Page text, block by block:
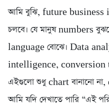
আমি বুঝি, future business
চলবে। যে মানুষ numbers
language বোঝে। Data
intelligence,
এইগুলো শুধু chart বানানো
আমি যদি দেখাতে পারি “এই